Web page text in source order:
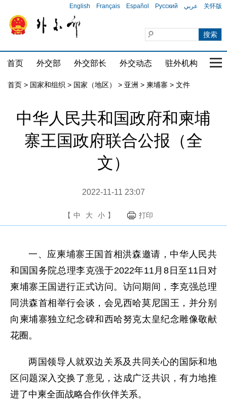
English Français Español Русский عربي 关怀版
首页 外交部 外交部长 外交动态 驻外机构 国
首页 > 国家和组织 > 国家（地区） > 亚洲 > 柬埔寨 > 文件
中华人民共和国政府和柬埔
寨王国政府联合公报（全
文）
2022-11-11 23:07
【 中 大 小 】 打印
一、应柬埔寨王国首相洪森邀请，中华人民共
和国国务院总理李克强于2022年11月8日至11日对
柬埔寨王国进行正式访问。访问期间，李克强总理
同洪森首相举行会谈，会见西哈莫尼国王，并分别
向柬埔寨独立纪念碑和西哈努克太皇纪念雕像敬献
花圈。
两国领导人就双边关系及共同关心的国际和地
区问题深入交换了意见，达成广泛共识，有力地推
进了中柬全面战略合作伙伴关系。